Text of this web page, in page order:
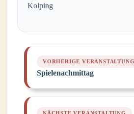
Kolping
Spielenachmittag